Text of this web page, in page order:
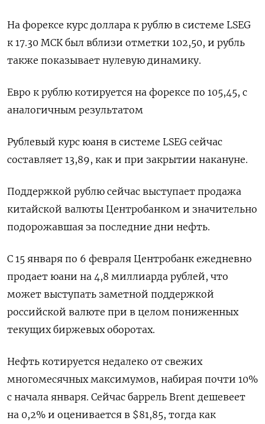
На форексе курс доллара к рублю в системе LSEG
к 17.30 МСК был вблизи отметки 102,50, и рубль
также показывает нулевую динамику.
Евро к рублю котируется на форексе по 105,45, с
аналогичным результатом
Рублевый курс юаня в системе LSEG сейчас
составляет 13,89, как и при закрытии накануне.
Поддержкой рублю сейчас выступает продажа
китайской валюты Центробанком и значительно
подорожавшая за последние дни нефть.
С 15 января по 6 февраля Центробанк ежедневно
продает юани на 4,8 миллиарда рублей, что
может выступать заметной поддержкой
российской валюте при в целом пониженных
текущих биржевых оборотах.
Нефть котируется недалеко от свежих
многомесячных максимумов, набирая почти 10%
с начала января. Сейчас баррель Brent дешевеет
на 0,2% и оценивается в $81,85, тогда как